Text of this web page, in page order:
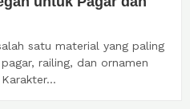
satu material yang paling
railing, dan ornamen